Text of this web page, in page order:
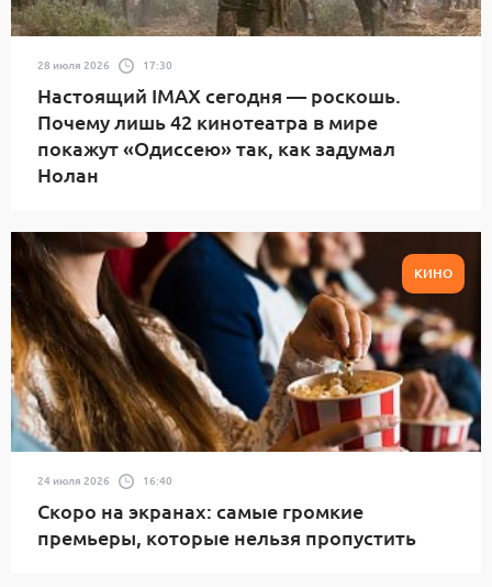
28 июля 2026 17:30
Настоящий IMAX сегодня — роскошь.
Почему лишь 42 кинотеатра в мире
покажут «Одиссею» так, как задумал
Нолан
КИНО
24 июля 2026 16:40
Скоро на экранах: самые громкие
премьеры, которые нельзя пропустить